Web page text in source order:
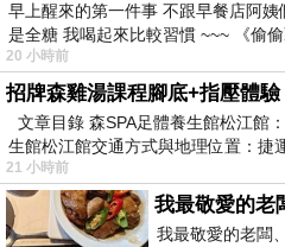
早上醒來的第一件事 不跟早餐店阿
是全糖 我喝起來比較習慣 ~~~ 《偷
20 小時前
文章目錄 森SPA足體養生館松江館
生館松江館交通方式與地理位置：捷
21 小時前
我最敬愛的老闆